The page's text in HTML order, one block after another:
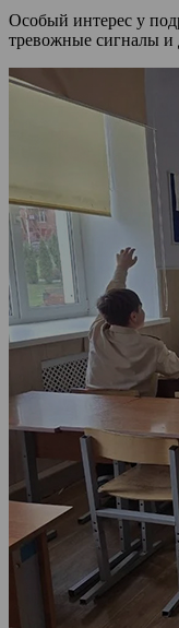
Особый интерес у
тревожные сигналы и